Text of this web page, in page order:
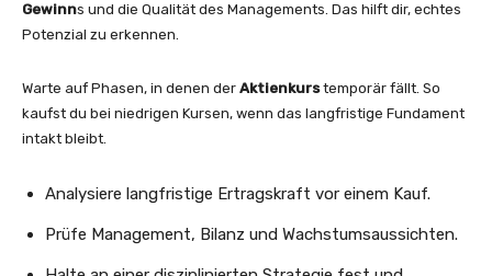
Gewinns und die Qualität des Managements. Das hilft dir, echtes
Potenzial zu erkennen.
Warte auf Phasen, in denen der Aktienkurstemporär fällt. So
kaufst du bei niedrigen Kursen, wenn das langfristige Fundament
intakt bleibt.
Analysiere langfristige Ertragskraft vor einem Kauf.
Prüfe Management, Bilanz und Wachstumsaussichten.